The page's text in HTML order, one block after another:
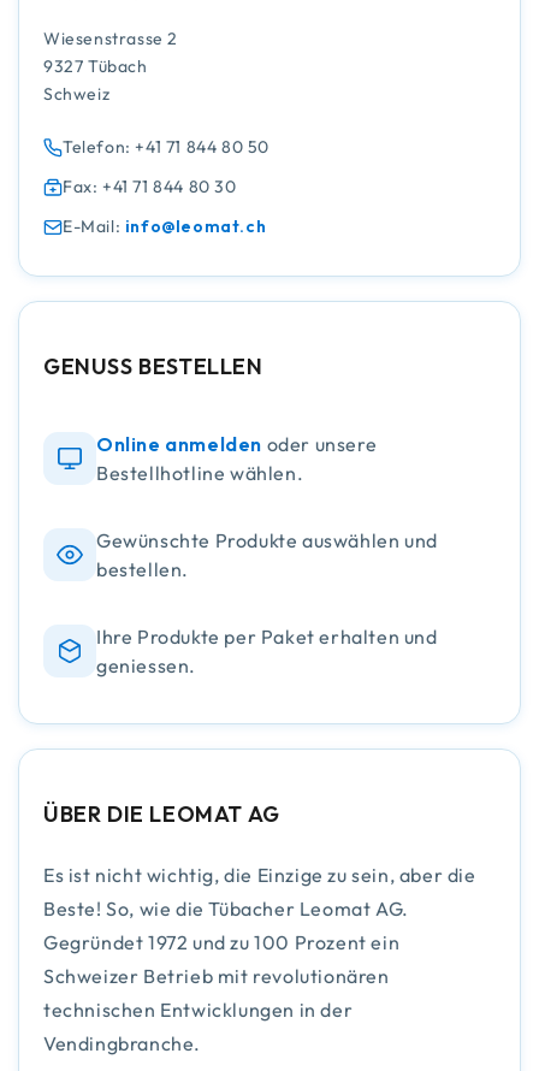
Wiesenstrasse 2
9327 Tübach
Schweiz
Telefon: +41 71 844 80 50
Fax: +41 71 844 80 30
E-Mail: info@leomat.ch
GENUSS BESTELLEN
Online anmelden oder unsere
Bestellhotline wählen.
Gewünschte Produkte auswählen und
bestellen.
Ihre Produkte per Paket erhalten und
geniessen.
ÜBER DIE LEOMAT AG
Es ist nicht wichtig, die Einzige zu sein, aber die
Beste! So, wie die Tübacher Leomat AG.
Gegründet 1972 und zu 100 Prozent ein
Schweizer Betrieb mit revolutionären
technischen Entwicklungen in der
Vendingbranche.